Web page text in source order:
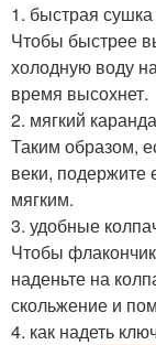
1. быстрая сушка
Чтобы быстрее
холодную воду
время высохнет.
2. мягкий
Таким образом,
веки, подержите
мягким.
3. удобные
Чтобы
наденьте на
скольжение и
4. как надеть